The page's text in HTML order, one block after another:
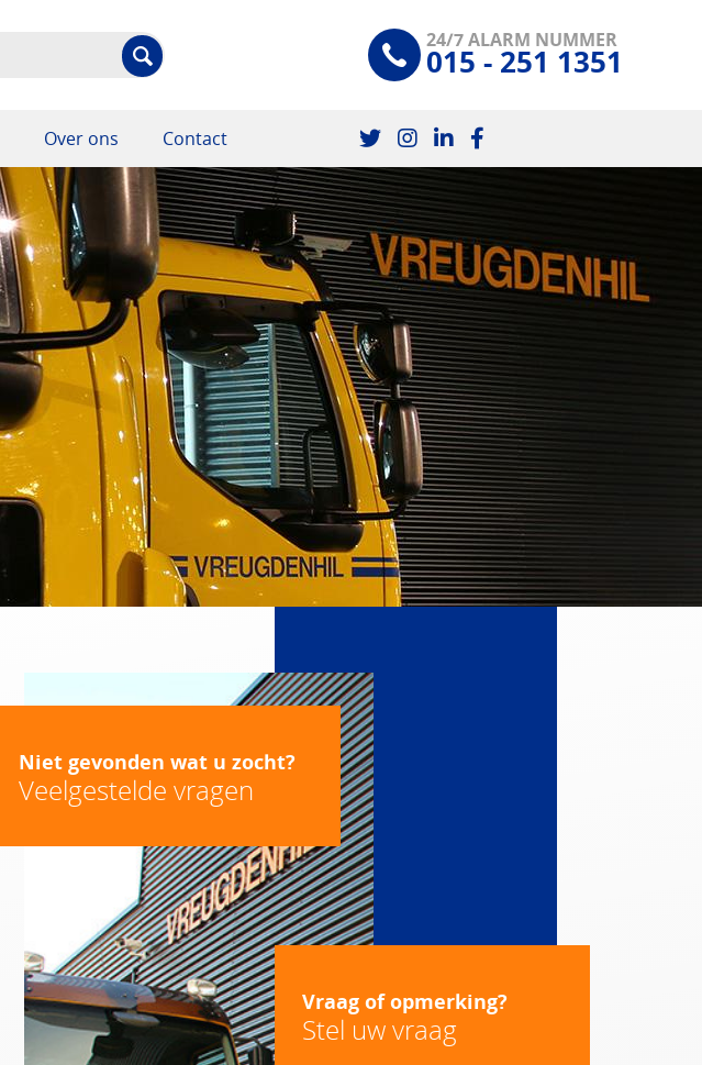
24/7 ALARM NUMMER
015 - 251 1351
Over ons Contact
Niet gevonden wat u zocht?
Veelgestelde vragen
Vraag of opmerking?
Stel uw vraag